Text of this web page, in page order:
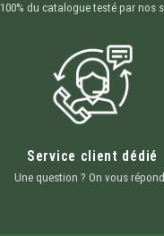
100% du catalogue testé par nos
Service client dédié
Une question ? On vous